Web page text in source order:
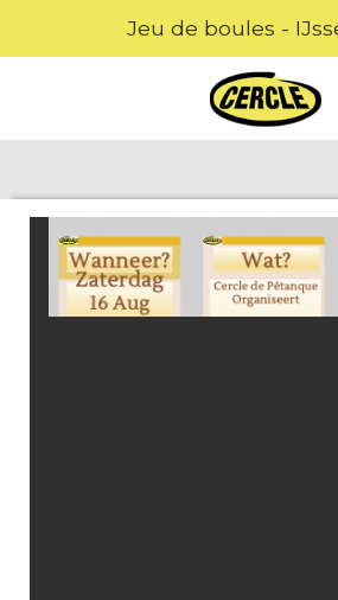
direct
de
Jeu de boules -